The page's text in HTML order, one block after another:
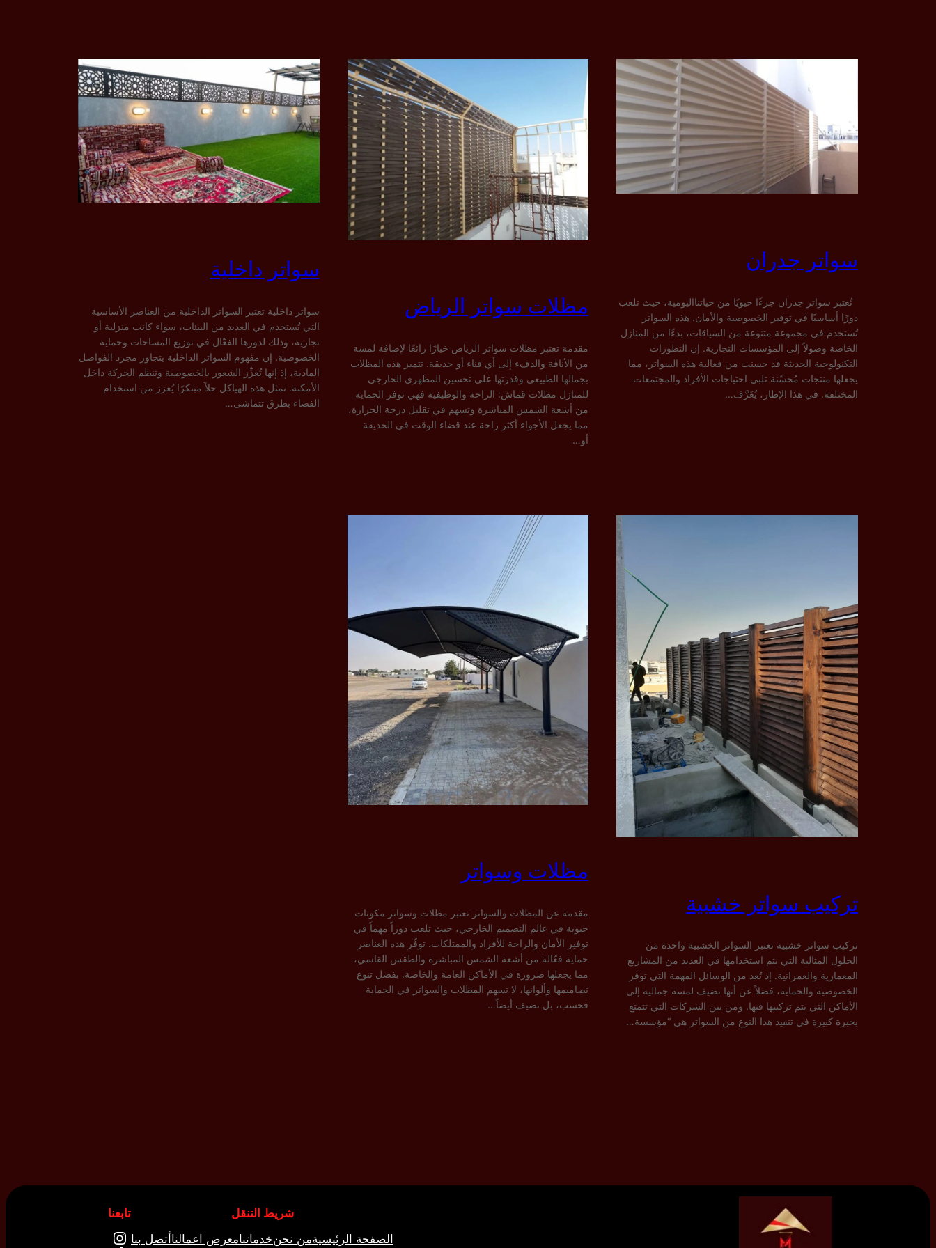
سواتر جدران
تُعتبر سواتر جدران جزءًا حيويًا من حياتنااليومية، حيث تلعب
دورًا أساسيًا في توفير الخصوصية والأمان. هذه السواتر
تُستخدم في مجموعة متنوعة من السياقات، بدءًا من المنازل
الخاصة وصولاً إلى المؤسسات التجارية. إن التطورات
التكنولوجية الحديثة قد حسنت من فعالية هذه السواتر، مما
يجعلها منتجات مُحسّنة تلبي احتياجات الأفراد والمجتمعات
المختلفة. في هذا الإطار، يُعَرَّف…
مظلات سواتر الرياض
مقدمة تعتبر مظلات سواتر الرياض خيارًا رائعًا لإضافة لمسة
من الأناقة والدفء إلى أي فناء أو حديقة. تتميز هذه المظلات
بجمالها الطبيعي وقدرتها على تحسين المظهري الخارجي
للمنازل مظلات قماش: الراحة والوظيفية فهي توفر الحماية
من أشعة الشمس المباشرة وتسهم في تقليل درجة الحرارة،
مما يجعل الأجواء أكثر راحة عند قضاء الوقت في الحديقة
أو…
سواتر داخلية
سواتر داخلية تعتبر السواتر الداخلية من العناصر الأساسية
التي تُستخدم في العديد من البيئات، سواء كانت منزلية أو
تجارية، وذلك لدورها الفعّال في توزيع المساحات وحماية
الخصوصية. إن مفهوم السواتر الداخلية يتجاوز مجرد الفواصل
المادية، إذ إنها تُعزِّز الشعور بالخصوصية وتنظم الحركة داخل
الأمكنة. تمثل هذه الهياكل حلاً مبتكرًا يُعزز من استخدام
الفضاء بطرق تتماشى…
تركيب سواتر خشبية
تركيب سواتر خشبية تعتبر السواتر الخشبية واحدة من
الحلول المثالية التي يتم استخدامها في العديد من المشاريع
المعمارية والعمرانية. إذ تُعد من الوسائل المهمة التي توفر
الخصوصية والحماية، فضلاً عن أنها تضيف لمسة جمالية إلى
الأماكن التي يتم تركيبها فيها. ومن بين الشركات التي تتمتع
بخبرة كبيرة في تنفيذ هذا النوع من السواتر هي “مؤسسة…
مظلات وسواتر
مقدمة عن المظلات والسواتر تعتبر مظلات وسواتر مكونات
حيوية في عالم التصميم الخارجي، حيث تلعب دوراً مهماً في
توفير الأمان والراحة للأفراد والممتلكات. توفّر هذه العناصر
حماية فعّالة من أشعة الشمس المباشرة والطقس القاسي،
مما يجعلها ضرورة في الأماكن العامة والخاصة. بفضل تنوع
تصاميمها وألوانها، لا تسهم المظلات والسواتر في الحماية
فحسب، بل تضيف أيضاً…
شريط التنقل
الصفحة الرئيسيةمن نحنخدماتنامعرض اعمالنا أتصل بنا
تابعنا
إنستجرام